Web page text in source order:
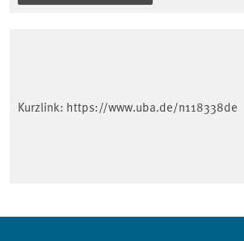
Kurzlink: https://www.uba.de/n118338de